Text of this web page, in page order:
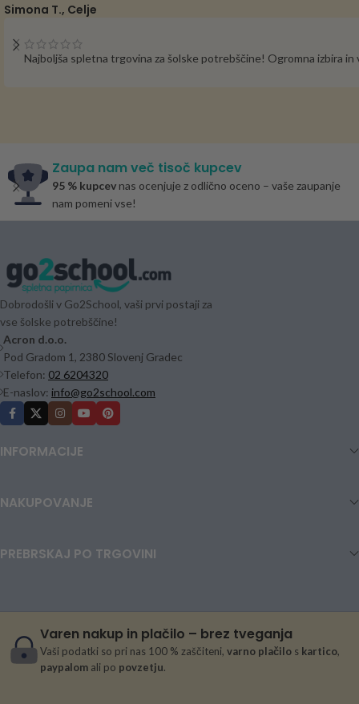
Simona T., Celje
Najboljša spletna trgovina za šolske potrebščine! Ogromna izbira
Zaupa nam več tisoč kupcev
95 % kupcev nas ocenjuje z odlično oceno – vaše zaupanje
nam pomeni vse!
Dobrodošli v Go2School, vaši prvi postaji za
vse šolske potrebščine!
Acron d.o.o.
Pod Gradom 1, 2380 Slovenj Gradec
Telefon: 02 6204320
E-naslov: info@go2school.com
INFORMACIJE
NAKUPOVANJE
PREBRSKAJ PO TRGOVINI
Varen nakup in plačilo – brez tveganja
Vaši podatki so pri nas 100 % zaščiteni, varno plačilo s kartico,
paypalom ali po povzetju.